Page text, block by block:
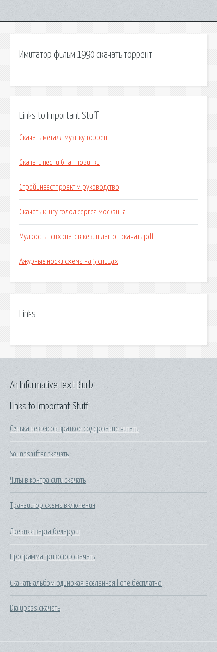
Имитатор фильм 1990 скачать торрент
Links to Important Stuff
Скачать металл музыку торрент
Скачать песни бпан новинки
Стройинвестпроект м руководство
Скачать книгу голод сергея москвина
Мудрость психопатов кевин даттон скачать pdf
Ажурные носки схема на 5 спицах
Links
Links to Important Stuff
Сенька некрасов краткое содержание читать
Soundshifter скачать
Читы в контра сити скачать
Транзистор схема включения
Древняя карта беларуси
Программа триколор скачать
Скачать альбом одинокая вселенная l one бесплатно
Dialupass скачать
An Informative Text Blurb